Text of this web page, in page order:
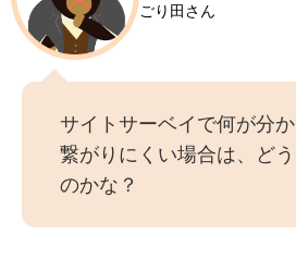
ごり田さん
サイトサーベイで何が分か
繋がりにくい場合は、ど
のかな？